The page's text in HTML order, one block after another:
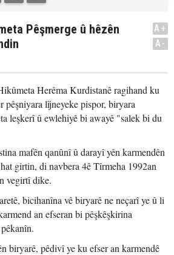
Pêşmerge û hêzên
A+
A-
Herêma Kurdistanê ragihand ku
pêşniyara lîjneyeke pispor, biryara
leşkerî û ewlehiyê bi awayê "salek bi du
mafên qanûnî û darayî yên karmendên
girtin, di navbera 4ê Tîrmeha 1992an
vegirtî dike.
bicihanîna vê biryarê ne neçarî ye û li
an efseran bi pêşkêşkirina
biryarê, pêdivî ye ku efser an karmendê